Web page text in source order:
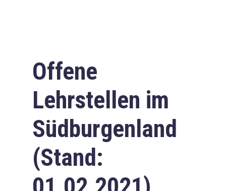
Offene
Lehrstellen im
Südburgenland
(Stand: